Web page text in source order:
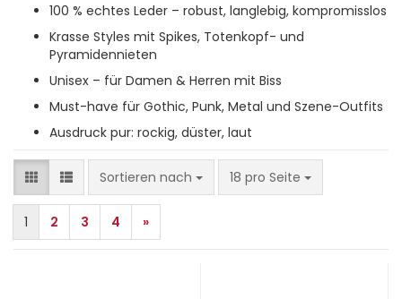
100 % echtes Leder – robust, langlebig, kompromisslos
Krasse Styles mit Spikes, Totenkopf- und
Pyramidennieten
Unisex – für Damen & Herren mit Biss
Must-have für Gothic, Punk, Metal und Szene-Outfits
Ausdruck pur: rockig, düster, laut
Sortieren nach
Sortieren nach 18 pro Seite
pro Seite
1 2 3 4 »